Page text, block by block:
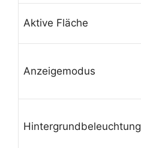
Aktive Fläche
Anzeigemodus
Hintergrundbeleuchtung